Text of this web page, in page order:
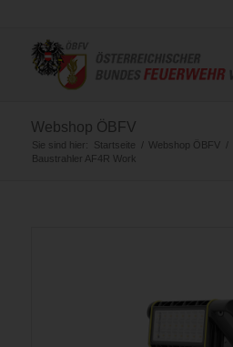
Webshop ÖBFV
Sie sind hier: Startseite / Webshop ÖBFV /
Baustrahler AF4R Work